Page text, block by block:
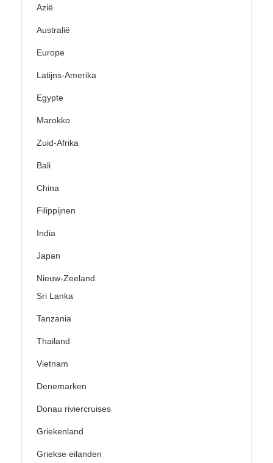
Azië
Australië
Europe
Latijns-Amerika
Egypte
Marokko
Zuid-Afrika
Bali
China
Filippijnen
India
Japan
Nieuw-Zeeland
Sri Lanka
Tanzania
Thailand
Vietnam
Denemarken
Donau riviercruises
Griekenland
Griekse eilanden